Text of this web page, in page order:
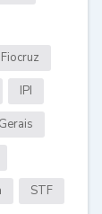
Fiocruz
IPI
STF